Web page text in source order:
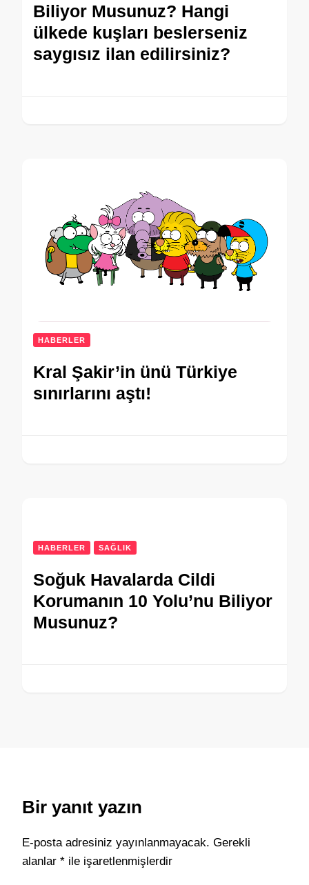
Biliyor Musunuz? Hangi
ülkede kuşları beslerseniz
saygısız ilan edilirsiniz?
HABERLER
Kral Şakir’in ünü Türkiye
sınırlarını aştı!
HABERLER SAĞLIK
Soğuk Havalarda Cildi
Korumanın 10 Yolu’nu Biliyor
Musunuz?
Bir yanıt yazın
E-posta adresiniz yayınlanmayacak. Gerekli
alanlar * ile işaretlenmişlerdir